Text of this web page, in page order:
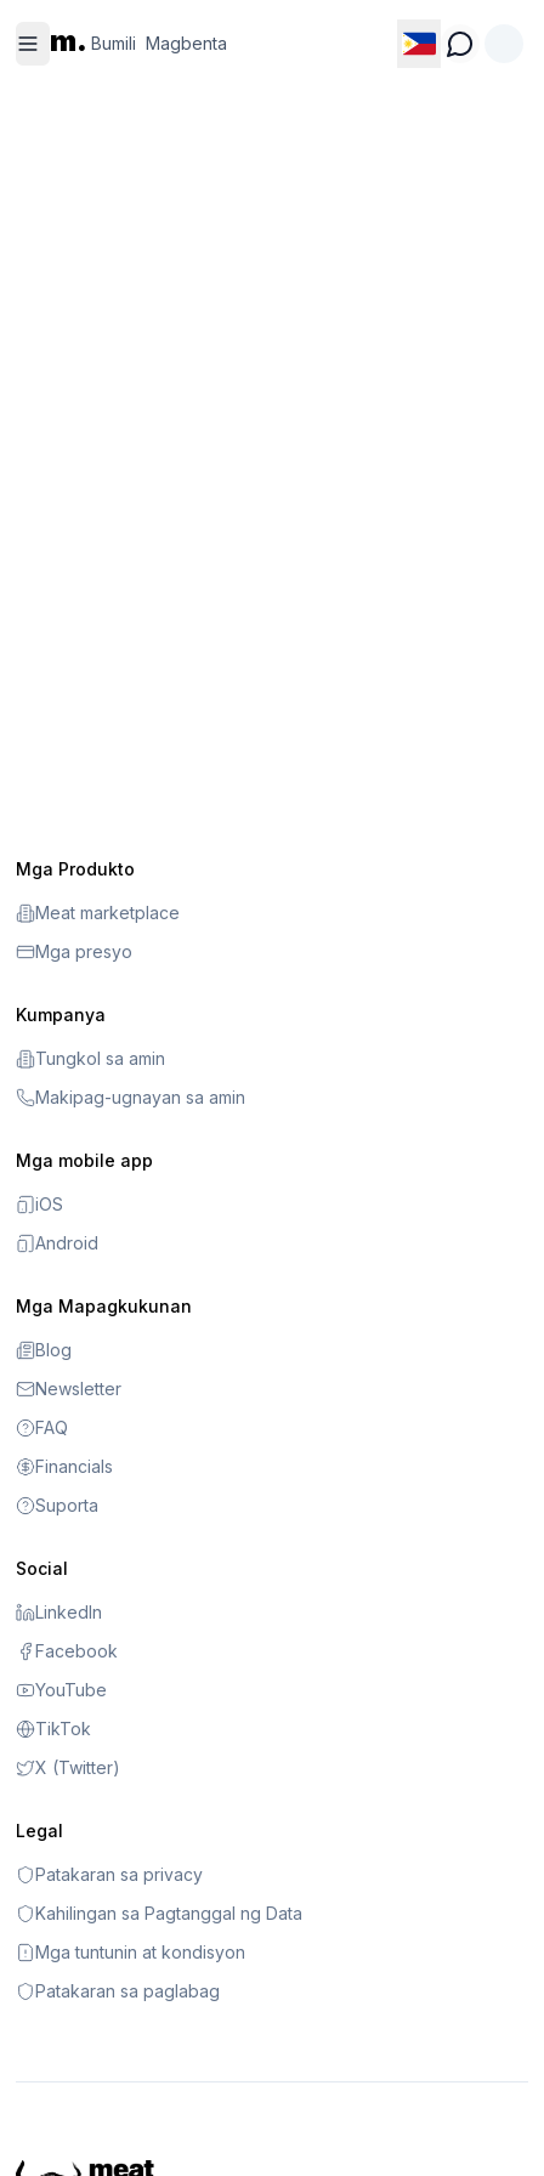
m. Bumili Magbenta
Mga Produkto
Meat marketplace
Mga presyo
Kumpanya
Tungkol sa amin
Makipag-ugnayan sa amin
Mga mobile app
iOS
Android
Mga Mapagkukunan
Blog
Newsletter
FAQ
Financials
Suporta
Social
LinkedIn
Facebook
YouTube
TikTok
X (Twitter)
Legal
Patakaran sa privacy
Kahilingan sa Pagtanggal ng Data
Mga tuntunin at kondisyon
Patakaran sa paglabag